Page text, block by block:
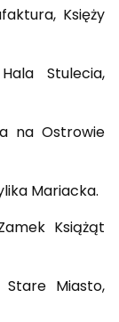
Księży
Stulecia,
na Ostrowie
Mariacka.
Książąt
Stare Miasto,